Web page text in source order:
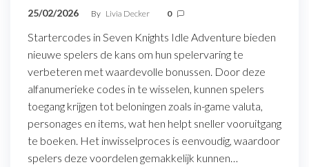
25/02/2026 By Livia Decker 0
Startercodes in Seven Knights Idle Adventure bieden
nieuwe spelers de kans om hun spelervaring te
verbeteren met waardevolle bonussen. Door deze
alfanumerieke codes in te wisselen, kunnen spelers
toegang krijgen tot beloningen zoals in-game valuta,
personages en items, wat hen helpt sneller vooruitgang
te boeken. Het inwisselproces is eenvoudig, waardoor
spelers deze voordelen gemakkelijk kunnen…